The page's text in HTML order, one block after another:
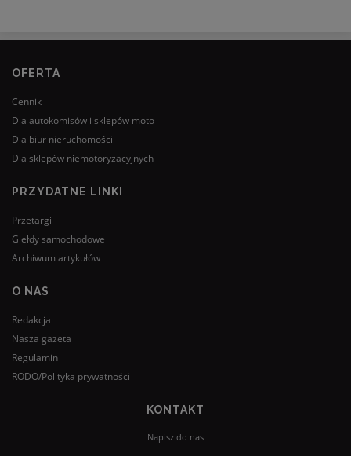
OFERTA
Cennik
Dla autokomisów i sklepów moto
Dla biur nieruchomości
Dla sklepów niemotoryzacyjnych
PRZYDATNE LINKI
Przetargi
Giełdy samochodowe
Archiwum artykułów
O NAS
Redakcja
Nasza gazeta
Regulamin
RODO/Polityka prywatności
KONTAKT
Napisz do nas